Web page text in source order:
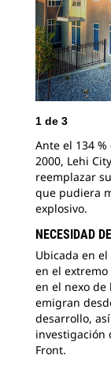
1 de 3
Ante el 134
2000, Lehi
reemplazar
que pudiera
explosivo.
NECESIDAD
Ubicada en
en el
en el nexo de
emigran
desarrollo,
investigación
Front.